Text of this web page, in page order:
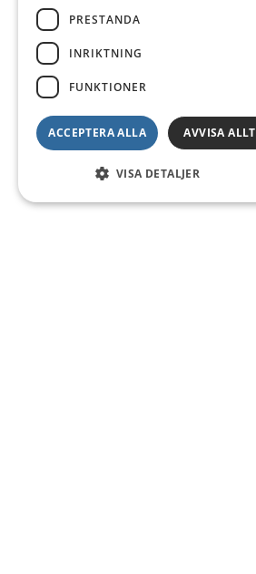
PRESTANDA
INRIKTNING
FUNKTIONER
ACCEPTERA ALLA AVVISA ALLT
VISA DETALJER